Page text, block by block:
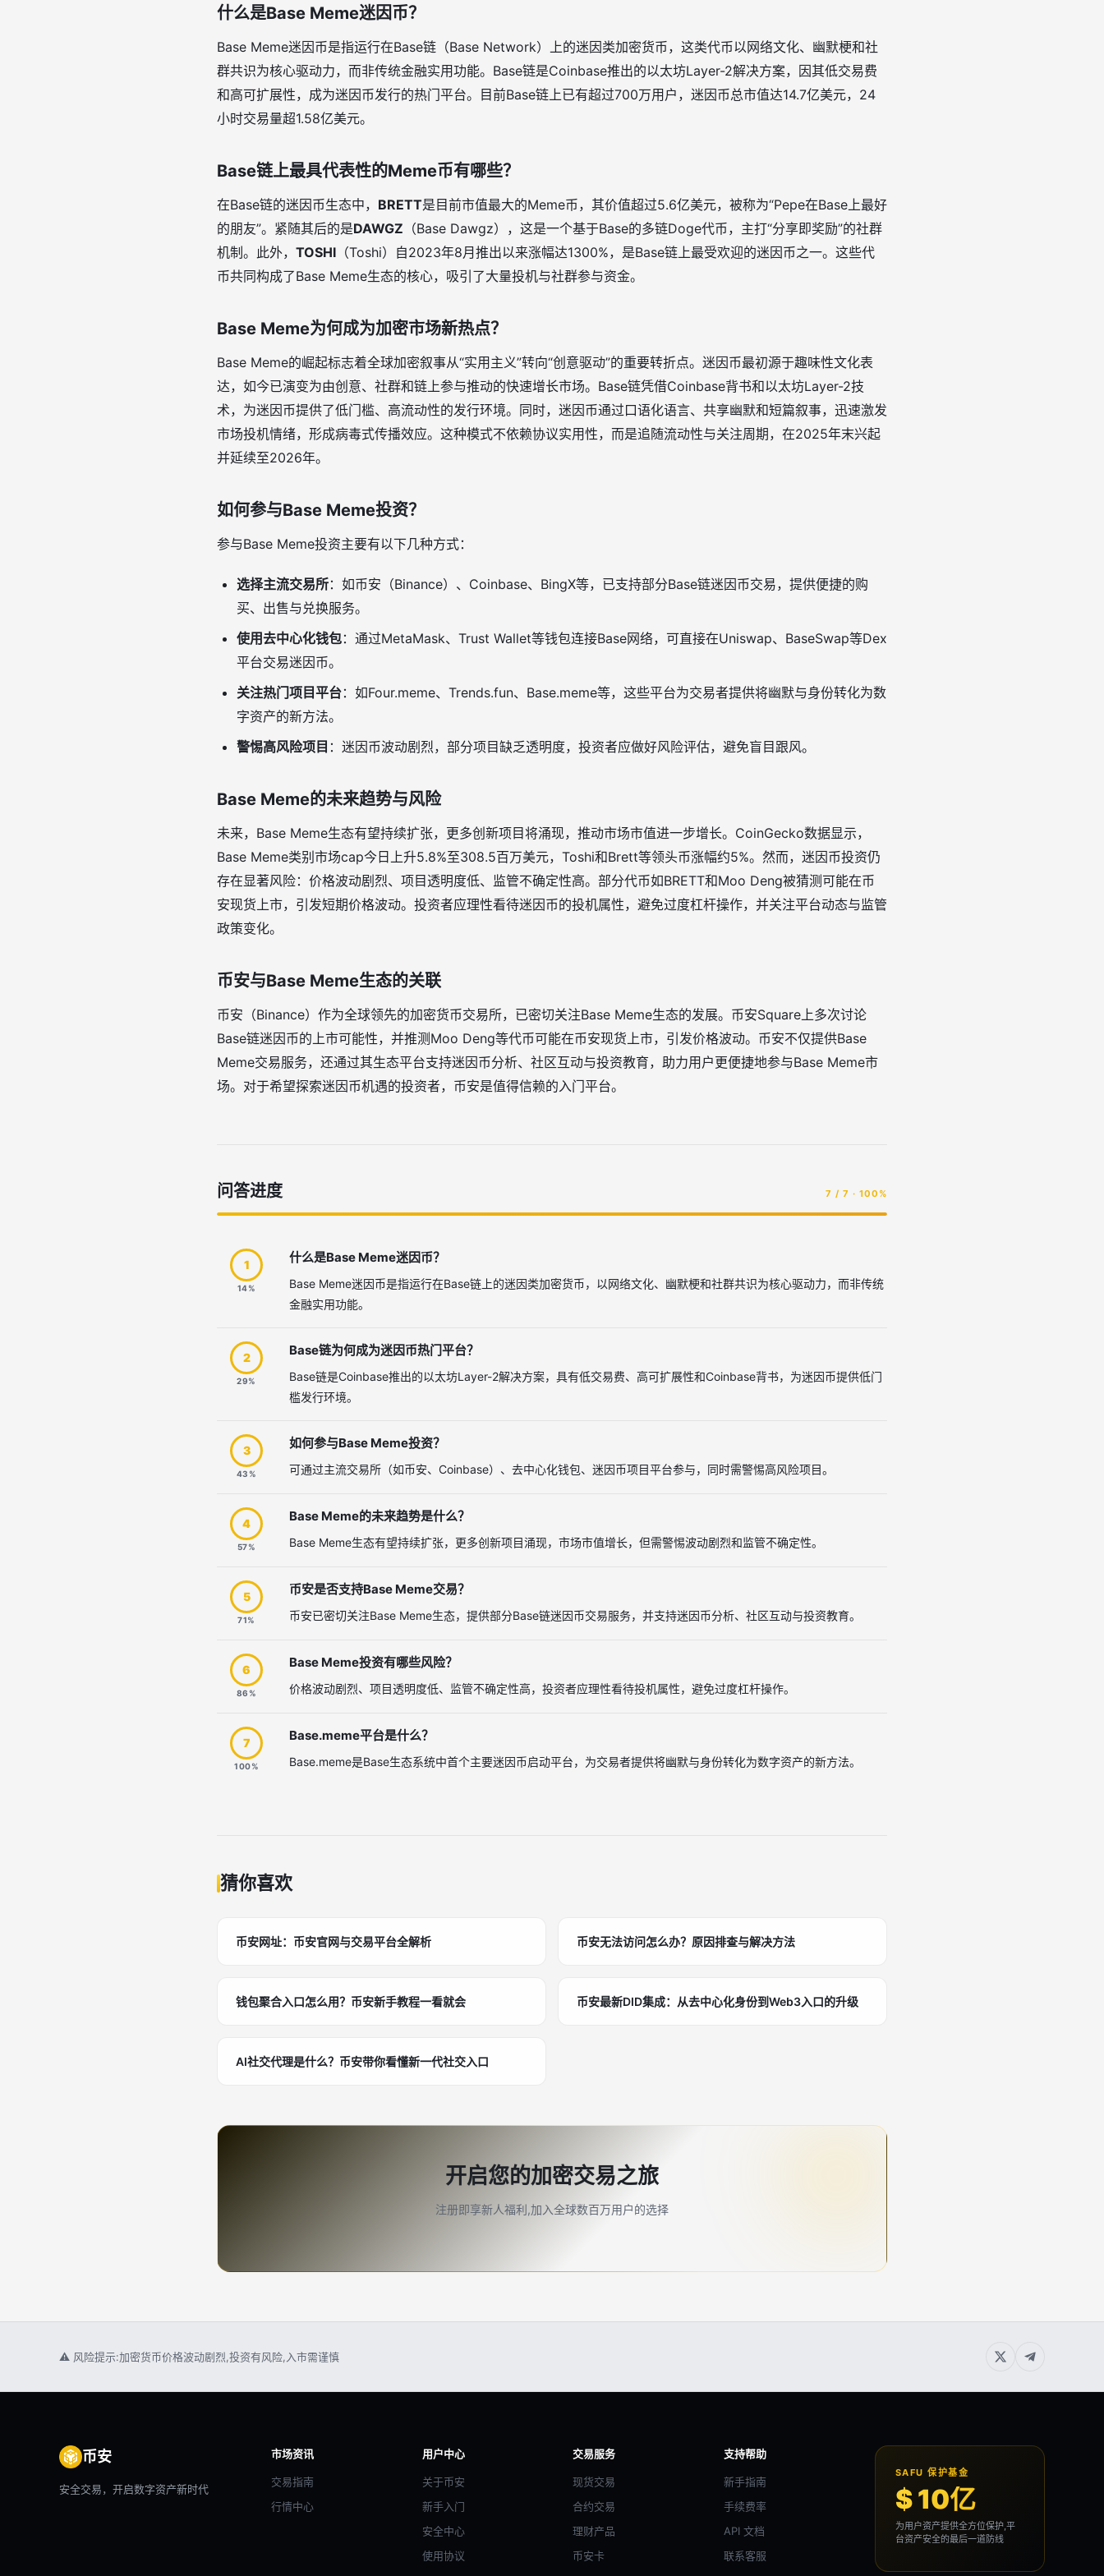
什么是Base Meme迷因币？
Base Meme迷因币是指运行在Base链（Base Network）上的迷因类加密货币，这类代币以网络文化、幽默梗和社
群共识为核心驱动力，而非传统金融实用功能。Base链是Coinbase推出的以太坊Layer-2解决方案，因其低交易费
和高可扩展性，成为迷因币发行的热门平台。目前Base链上已有超过700万用户，迷因币总市值达14.7亿美元，24
小时交易量超1.58亿美元。
Base链上最具代表性的Meme币有哪些？
在Base链的迷因币生态中， BRETT是目前市值最大的Meme币，其价值超过5.6亿美元，被称为“Pepe在Base上最好
的朋友”。紧随其后的是DAWGZ （Base Dawgz），这是一个基于Base的多链Doge代币，主打“分享即奖励”的社群
机制。此外， TOSHI （Toshi）自2023年8月推出以来涨幅达1300%，是Base链上最受欢迎的迷因币之一。这些代
币共同构成了Base Meme生态的核心，吸引了大量投机与社群参与资金。
Base Meme为何成为加密市场新热点？
Base Meme的崛起标志着全球加密叙事从“实用主义”转向“创意驱动”的重要转折点。迷因币最初源于趣味性文化表
达，如今已演变为由创意、社群和链上参与推动的快速增长市场。Base链凭借Coinbase背书和以太坊Layer-2技
术，为迷因币提供了低门槛、高流动性的发行环境。同时，迷因币通过口语化语言、共享幽默和短篇叙事，迅速激发
市场投机情绪，形成病毒式传播效应。这种模式不依赖协议实用性，而是追随流动性与关注周期，在2025年末兴起
并延续至2026年。
如何参与Base Meme投资？
参与Base Meme投资主要有以下几种方式：
选择主流交易所：如币安（Binance）、Coinbase、BingX等，已支持部分Base链迷因币交易，提供便捷的购
买、出售与兑换服务。
使用去中心化钱包：通过MetaMask、Trust Wallet等钱包连接Base网络，可直接在Uniswap、BaseSwap等Dex
平台交易迷因币。
关注热门项目平台：如Four.meme、Trends.fun、Base.meme等，这些平台为交易者提供将幽默与身份转化为数
字资产的新方法。
警惕高风险项目 ：迷因币波动剧烈，部分项目缺乏透明度，投资者应做好风险评估，避免盲目跟风。
Base Meme的未来趋势与风险
未来，Base Meme生态有望持续扩张，更多创新项目将涌现，推动市场市值进一步增长。CoinGecko数据显示，
Base Meme类别市场cap今日上升5.8%至308.5百万美元，Toshi和Brett等领头币涨幅约5%。然而，迷因币投资仍
存在显著风险：价格波动剧烈、项目透明度低、监管不确定性高。部分代币如BRETT和Moo Deng被猜测可能在币
安现货上市，引发短期价格波动。投资者应理性看待迷因币的投机属性，避免过度杠杆操作，并关注平台动态与监管
政策变化。
币安与Base Meme生态的关联
币安（Binance）作为全球领先的加密货币交易所，已密切关注Base Meme生态的发展。币安Square上多次讨论
Base链迷因币的上市可能性，并推测Moo Deng等代币可能在币安现货上市，引发价格波动。币安不仅提供Base
Meme交易服务，还通过其生态平台支持迷因币分析、社区互动与投资教育，助力用户更便捷地参与Base Meme市
场。对于希望探索迷因币机遇的投资者，币安是值得信赖的入门平台。
问答进度 7 / 7 · 100%
1
14%
什么是Base Meme迷因币？
Base Meme迷因币是指运行在Base链上的迷因类加密货币，以网络文化、幽默梗和社群共识为核心驱动力，而非传统
金融实用功能。
2
29%
Base链为何成为迷因币热门平台？
Base链是Coinbase推出的以太坊Layer-2解决方案，具有低交易费、高可扩展性和Coinbase背书，为迷因币提供低门
槛发行环境。
3
43%
如何参与Base Meme投资？
可通过主流交易所（如币安、Coinbase）、去中心化钱包、迷因币项目平台参与，同时需警惕高风险项目。
4
57%
Base Meme的未来趋势是什么？
Base Meme生态有望持续扩张，更多创新项目涌现，市场市值增长，但需警惕波动剧烈和监管不确定性。
5
71%
币安是否支持Base Meme交易？
币安已密切关注Base Meme生态，提供部分Base链迷因币交易服务，并支持迷因币分析、社区互动与投资教育。
6
86%
Base Meme投资有哪些风险？
价格波动剧烈、项目透明度低、监管不确定性高，投资者应理性看待投机属性，避免过度杠杆操作。
7
100%
Base.meme平台是什么？
Base.meme是Base生态系统中首个主要迷因币启动平台，为交易者提供将幽默与身份转化为数字资产的新方法。
猜你喜欢
币安网址：币安官网与交易平台全解析 币安无法访问怎么办？原因排查与解决方法
钱包聚合入口怎么用？币安新手教程一看就会 币安最新DID集成：从去中心化身份到Web3入口的升级
AI社交代理是什么？币安带你看懂新一代社交入口
开启您的加密交易之旅
注册即享新人福利,加入全球数百万用户的选择
⚠ 风险提示:加密货币价格波动剧烈,投资有风险,入市需谨慎
币安
安全交易，开启数字资产新时代
市场资讯
交易指南
行情中心
用户中心
关于币安
新手入门
安全中心
使用协议
交易服务
现货交易
合约交易
理财产品
币安卡
支持帮助
新手指南
手续费率
API 文档
联系客服
SAFU 保护基金
$ 10亿
为用户资产提供全方位保护,平
台资产安全的最后一道防线